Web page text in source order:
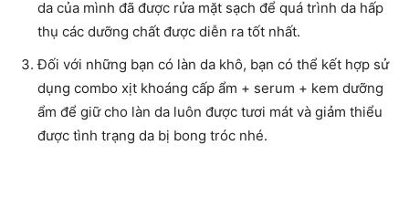
da của mình đã được rửa mặt sạch để quá trình da hấp
thụ các dưỡng chất được diễn ra tốt nhất.
Đối với những bạn có làn da khô, bạn có thể kết hợp sử
dụng combo xịt khoáng cấp ẩm + serum + kem dưỡng
ẩm để giữ cho làn da luôn được tươi mát và giảm thiểu
được tình trạng da bị bong tróc nhé.